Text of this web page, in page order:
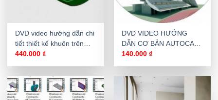
DVD video hướng dẫn chi
tiết thiết kế khuôn trên
Unigraphics NX8.5
440.000₫
DVD VIDEO HƯỚNG
DẪN CƠ BẢN AUTOCAD
2007-2008-2009 LEVEL 1
140.000₫